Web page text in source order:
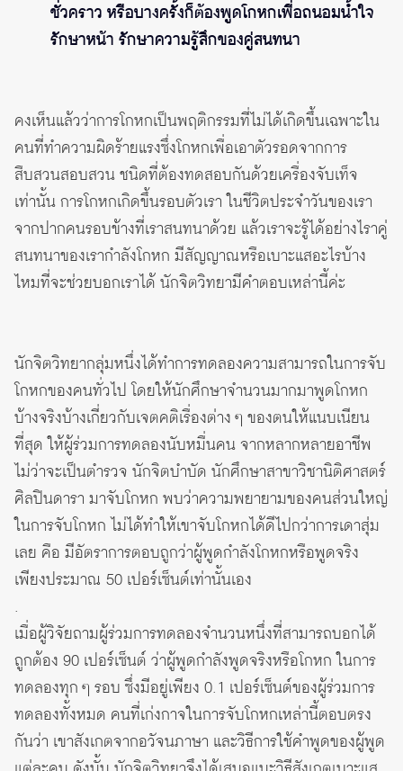
ชั่วคราว หรือบางครั้งก็ต้องพูดโกหกเพื่อถนอมน้ำใจ
รักษาหน้า รักษาความรู้สึกของคู่สนทนา
คงเห็นแล้วว่าการโกหกเป็นพฤติกรรมที่ไม่ได้เกิดขึ้นเฉพาะใน
คนที่ทำความผิดร้ายแรงซึ่งโกหกเพื่อเอาตัวรอดจากการ
สืบสวนสอบสวน ชนิดที่ต้องทดสอบกันด้วยเครื่องจับเท็จ
เท่านั้น การโกหกเกิดขึ้นรอบตัวเรา ในชีวิตประจำวันของเรา
จากปากคนรอบข้างที่เราสนทนาด้วย แล้วเราจะรู้ได้อย่างไราคู่
สนทนาของเรากำลังโกหก มีสัญญาณหรือเบาะแสอะไรบ้าง
ไหมที่จะช่วยบอกเราได้ นักจิตวิทยามีคำตอบเหล่านี้ค่ะ
นักจิตวิทยากลุ่มหนึ่งได้ทำการทดลองความสามารถในการจับ
โกหกของคนทั่วไป โดยให้นักศึกษาจำนวนมากมาพูดโกหก
บ้างจริงบ้างเกี่ยวกับเจตคติเรื่องต่าง ๆ ของตนให้แนบเนียน
ที่สุด ให้ผู้ร่วมการทดลองนับหมื่นคน จากหลากหลายอาชีพ
ไม่ว่าจะเป็นตำรวจ นักจิตบำบัด นักศึกษาสาขาวิชานิติศาสตร์
ศิลปินดารา มาจับโกหก พบว่าความพยายามของคนส่วนใหญ่
ในการจับโกหก ไม่ได้ทำให้เขาจับโกหกได้ดีไปกว่าการเดาสุ่ม
เลย คือ มีอัตราการตอบถูกว่าผู้พูดกำลังโกหกหรือพูดจริง
เพียงประมาณ 50 เปอร์เซ็นต์เท่านั้นเอง
.
เมื่อผู้วิจัยถามผู้ร่วมการทดลองจำนวนหนึ่งที่สามารถบอกได้
ถูกต้อง 90 เปอร์เซ็นต์ ว่าผู้พูดกำลังพูดจริงหรือโกหก ในการ
ทดลองทุก ๆ รอบ ซึ่งมีอยู่เพียง 0.1 เปอร์เซ็นต์ของผู้ร่วมการ
ทดลองทั้งหมด คนที่เก่งกาจในการจับโกหกเหล่านี้ตอบตรง
กันว่า เขาสังเกตจากอวัจนภาษา และวิธีการใช้คำพูดของผู้พูด